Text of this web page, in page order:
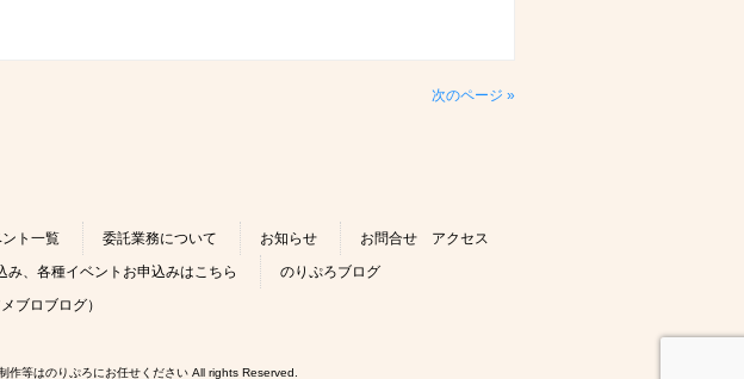
次のページ »
ント一覧 委託業務について お知らせ
お問合せ アクセス
み、各種イベントお申込みはこちら
のりぷろブログ
ブロブログ）
等はのりぷろにお任せください All rights Reserved.